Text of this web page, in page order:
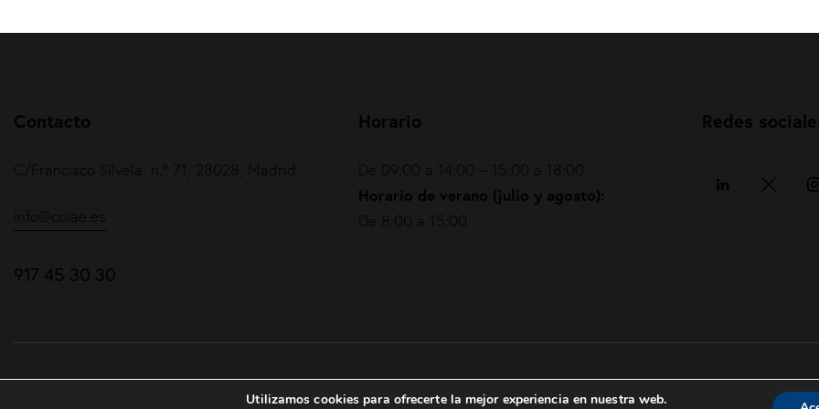
Contacto
C/Francisco Silvela, n.º 71, 28028, Madrid
info@coiae.es
917 45 30 30
Horario
De 09:00 a 14:00 – 15:00 a 18:00
Horario de verano (julio y agosto):
De 8:00 a 15:00
Redes
COIAE© 2026. Todos los derechos reservados Política de privacidad Política de cookies|
Utilizamos cookies para ofrecerte la mejor experiencia en nuestra web.